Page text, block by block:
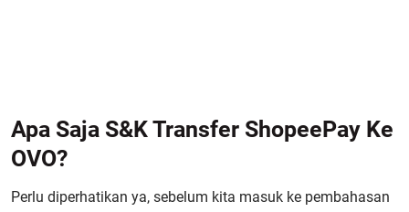
Apa Saja S&K Transfer ShopeePay Ke
OVO?
Perlu diperhatikan ya, sebelum kita masuk ke pembahasan